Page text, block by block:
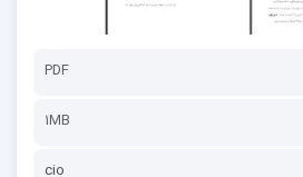
PDF
1MB
cio